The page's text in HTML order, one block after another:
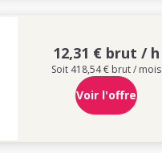
12,31 € brut / h
Soit 418,54 € brut / mois
Voir l'offre